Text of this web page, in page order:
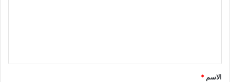
*
الاسم *